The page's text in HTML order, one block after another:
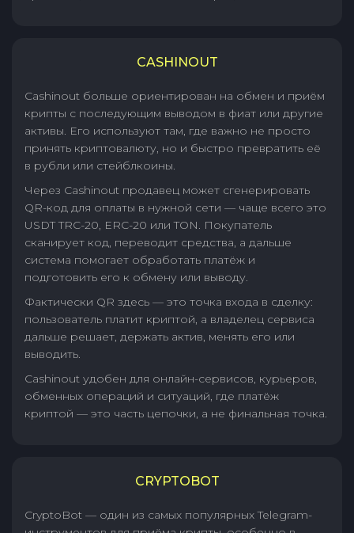
CASHINOUT
Cashinout больше ориентирован на обмен и приём
крипты с последующим выводом в фиат или другие
активы. Его используют там, где важно не просто
принять криптовалюту, но и быстро превратить её
в рубли или стейблкоины.
Через Cashinout продавец может сгенерировать
QR-код для оплаты в нужной сети — чаще всего это
USDT TRC-20, ERC-20 или TON. Покупатель
сканирует код, переводит средства, а дальше
система помогает обработать платёж и
подготовить его к обмену или выводу.
Фактически QR здесь — это точка входа в сделку:
пользователь платит криптой, а владелец сервиса
дальше решает, держать актив, менять его или
выводить.
Cashinout удобен для онлайн-сервисов, курьеров,
обменных операций и ситуаций, где платёж
криптой — это часть цепочки, а не финальная точка.
CRYPTOBOT
CryptoBot — один из самых популярных Telegram-